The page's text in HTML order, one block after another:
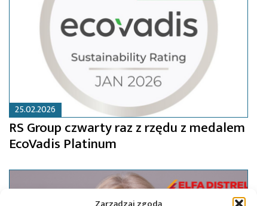
25.02.2026
RS Group czwarty raz z rzędu z medalem
EcoVadis Platinum